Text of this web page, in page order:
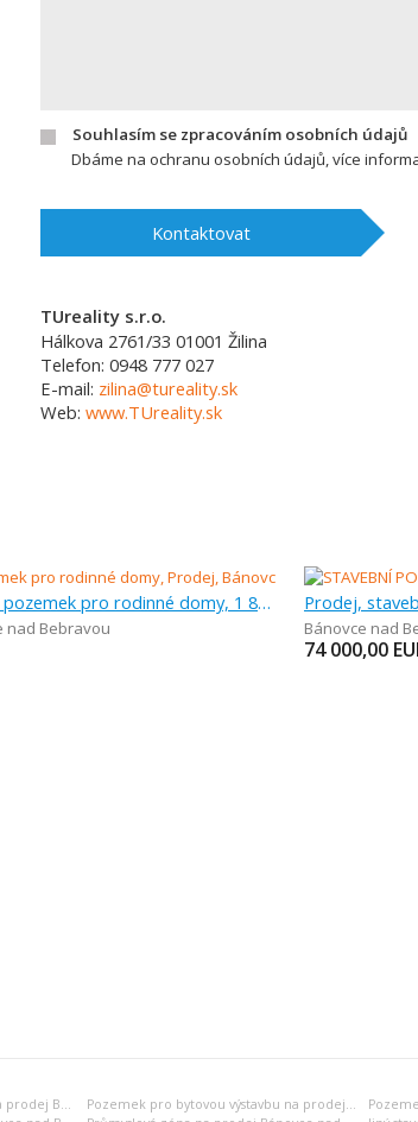
Souhlasím se zpracováním osobních údajů
Dbáme na ochranu osobních údajů, více
Kontaktovat
TUreality s.r.o.
Hálkova 2761/33 01001 Žilina
Telefon: 0948 777 027
E-mail: zilina@tureality.sk
Web: www.TUreality.sk
Prodej, pozemek pro rodinné domy, 1 815 m
nad Bebravou
Prodej,
Bánovce nad
74 000,00
Pozemek pro rodinné domy na prodej Bánovce nad Bebravou Pozemek pro bytovou výstavbu na prodej Bánovce nad Bebravou